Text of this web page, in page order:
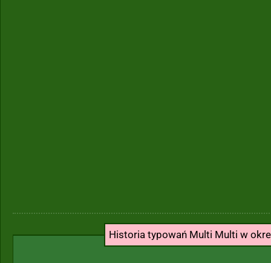
Historia typowań Multi Multi w